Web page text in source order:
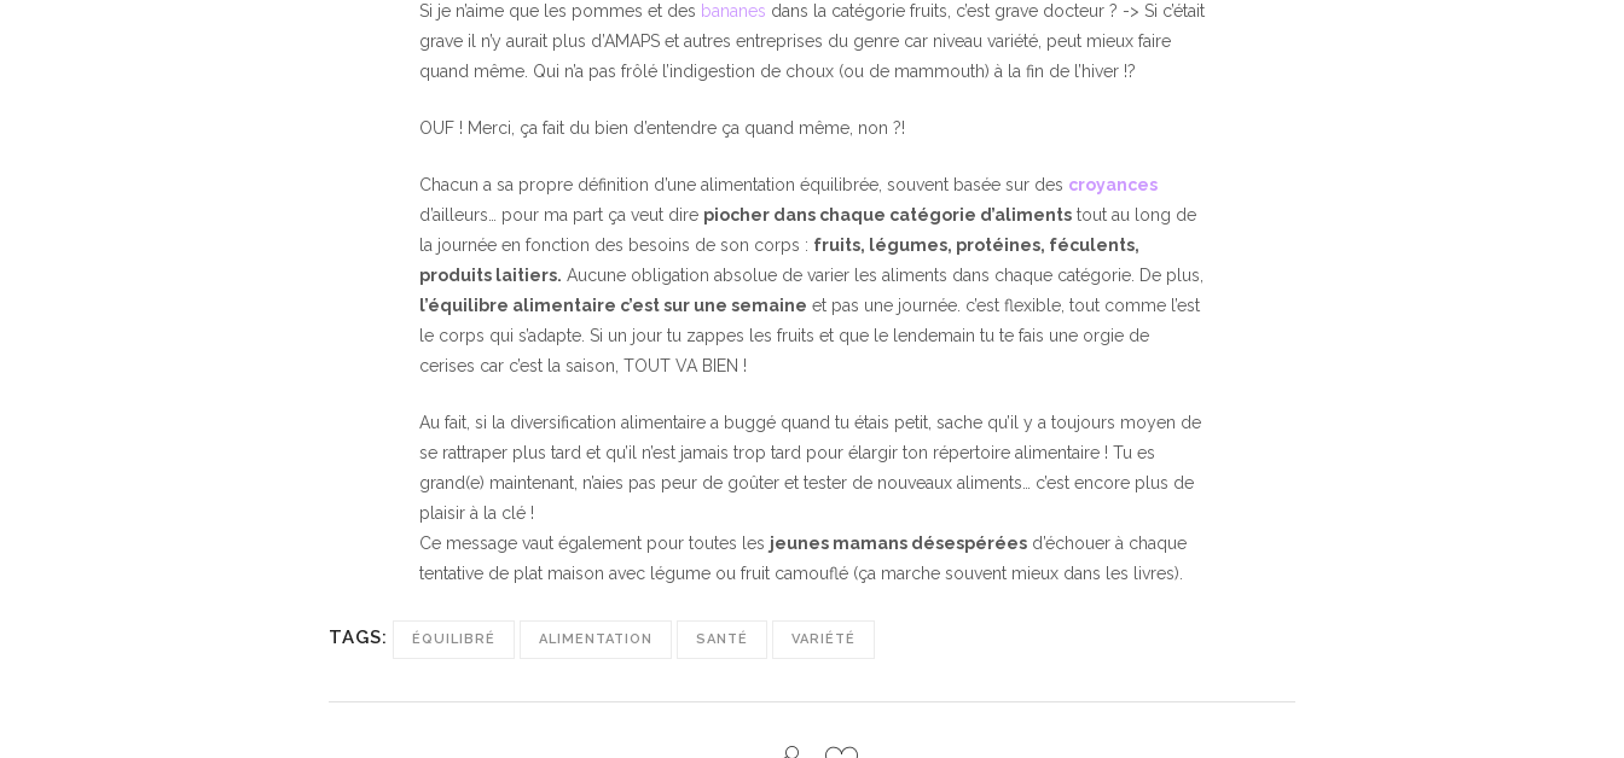
Si je n’aime que les pommes et des bananes dans la catégorie fruits, c’est grave docteur ? -> Si c’était
grave il n’y aurait plus d’AMAPS et autres entreprises du genre car niveau variété, peut mieux faire
quand même. Qui n’a pas frôlé l’indigestion de choux (ou de mammouth) à la fin de l’hiver !?
OUF ! Merci, ça fait du bien d’entendre ça quand même, non ?!
Chacun a sa propre définition d’une alimentation équilibrée, souvent basée sur des croyances
d’ailleurs… pour ma part ça veut dire piocher dans chaque catégorie d’aliments tout au long de
la journée en fonction des besoins de son corps : fruits, légumes, protéines, féculents,
produits laitiers. Aucune obligation absolue de varier les aliments dans chaque catégorie. De plus,
l’équilibre alimentaire c’est sur une semaine et pas une journée. c’est flexible, tout comme l’est
le corps qui s’adapte. Si un jour tu zappes les fruits et que le lendemain tu te fais une orgie de
cerises car c’est la saison, TOUT VA BIEN !
Au fait, si la diversification alimentaire a buggé quand tu étais petit, sache qu’il y a toujours moyen de
se rattraper plus tard et qu’il n’est jamais trop tard pour élargir ton répertoire alimentaire ! Tu es
grand(e) maintenant, n’aies pas peur de goûter et tester de nouveaux aliments… c’est encore plus de
plaisir à la clé !
Ce message vaut également pour toutes les jeunes mamans désespérées d’échouer à chaque
tentative de plat maison avec légume ou fruit camouflé (ça marche souvent mieux dans les livres).
TAGS: ÉQUILIBRÉ ALIMENTATION SANTÉ VARIÉTÉ